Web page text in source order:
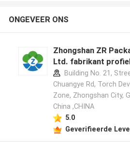
ONGEVEER ONS
Zhongshan ZR
Ltd. fabrikant
Building No. 21,
Chuangye Rd, Torch
Zone, Zhongshan City,
China ,CHINA
5.0
Geverifieerde